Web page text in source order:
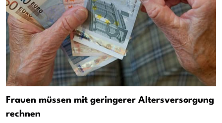
Frauen müssen mit geringerer Altersversorgung
rechnen